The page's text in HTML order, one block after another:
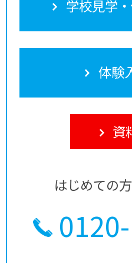
学校見学
体験
資
はじめての